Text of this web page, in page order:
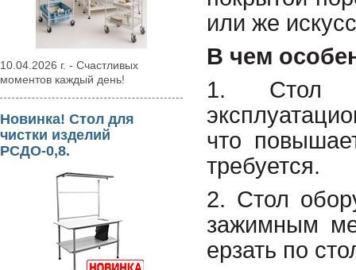
10.04.2026 г. - Счастливых
моментов каждый день!
Новинка! Стол для
чистки изделий
РСДО-0,8.
или же
В чем
1. Стол
что
требуется.
2. Стол
зажимным
ерзать по